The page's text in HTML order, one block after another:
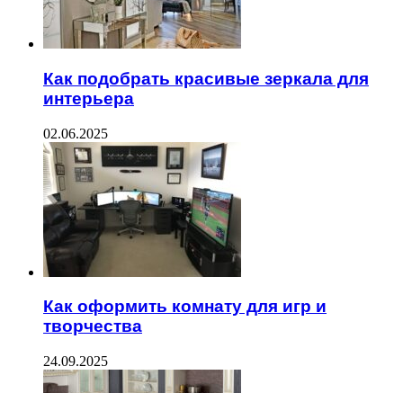
Как подобрать красивые зеркала для
интерьера
02.06.2025
Как оформить комнату для игр и
творчества
24.09.2025